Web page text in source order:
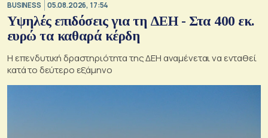
BUSINESS 05.08.2026, 17:54
Υψηλές επιδόσεις για τη ΔΕΗ - Στα 400 εκ.
ευρώ τα καθαρά κέρδη
Η επενδυτική δραστηριότητα της ΔΕΗ αναμένεται να ενταθεί
κατά το δεύτερο εξάμηνο